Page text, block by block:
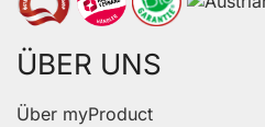
ÜBER UNS
Über myProduct